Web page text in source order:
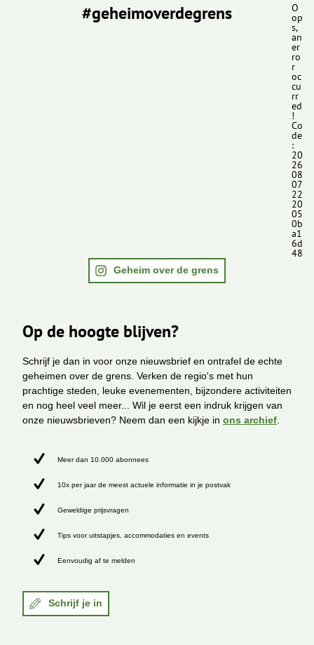
#geheimoverdegrens O
op
s,
an
er
ro
r
oc
cu
rr
ed
!
Co
de
:
20
26
08
07
22
20
05
0b
a1
6d
48
Geheim over de grens
Op de hoogte blijven?
Schrijf je dan in voor onze nieuwsbrief en ontrafel de echte
geheimen over de grens. Verken de regio's met hun
prachtige steden, leuke evenementen, bijzondere activiteiten
en nog heel veel meer... Wil je eerst een indruk krijgen van
onze nieuwsbrieven? Neem dan een kijkje in ons archief
Meer dan 10.000 abonnees
10x per jaar de meest actuele informatie in je postvak
Geweldige prijsvragen
Tips voor uitstapjes, accommodaties en events
Eenvoudig af te melden
Schrijf je in